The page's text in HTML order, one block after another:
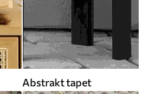
Abstrakt tapet